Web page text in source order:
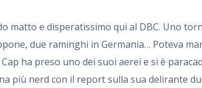
matto e disperatissimo qui al DBC. Uno
due raminghi in Germania… Poteva
Cap ha preso uno dei suoi aerei e si è
più nerd con il report sulla sua delirante